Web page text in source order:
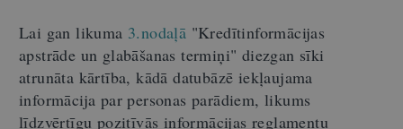
Lai gan likuma 3.nodaļā "Kredītinformācijas
apstrāde un glabāšanas termiņi" diezgan sīki
atrunāta kārtība, kādā datubāzē iekļaujama
informācija par personas parādiem, likums
līdzvērtīgu pozitīvās informācijas reglamentu